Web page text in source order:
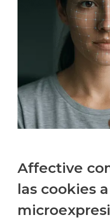
Affective
las cookies